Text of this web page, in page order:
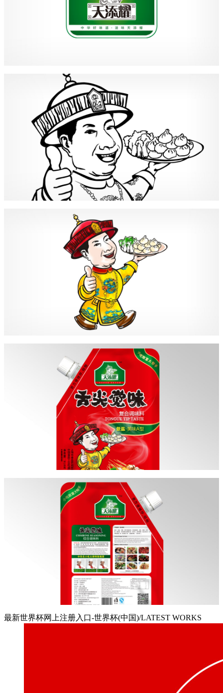
最新世界杯网上注册入口-世界杯(中国)/LATEST WORKS